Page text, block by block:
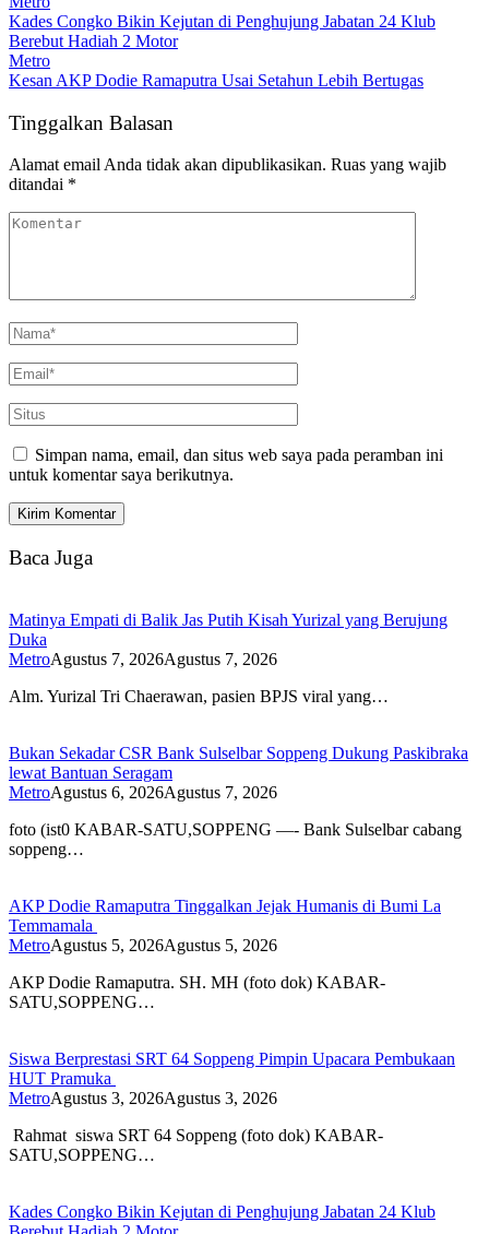
Kades Congko Bikin Kejutan di Penghujung Jabatan 24 Klub
Berebut Hadiah 2 Motor
Metro
Kesan AKP Dodie Ramaputra Usai Setahun Lebih Bertugas
Tinggalkan Balasan
Alamat email Anda tidak akan dipublikasikan. Ruas yang wajib
ditandai *
Simpan nama, email, dan situs web saya pada peramban ini
untuk komentar saya berikutnya.
Baca Juga
Matinya Empati di Balik Jas Putih Kisah Yurizal yang Berujung
Duka
MetroAgustus 7, 2026Agustus 7, 2026
Alm. Yurizal Tri Chaerawan, pasien BPJS viral yang…
Bukan Sekadar CSR Bank Sulselbar Soppeng Dukung Paskibraka
lewat Bantuan Seragam
MetroAgustus 6, 2026Agustus 7, 2026
foto (ist0 KABAR-SATU,SOPPENG —- Bank Sulselbar cabang
soppeng…
AKP Dodie Ramaputra Tinggalkan Jejak Humanis di Bumi La
Temmamala
MetroAgustus 5, 2026Agustus 5, 2026
AKP Dodie Ramaputra. SH. MH (foto dok) KABAR-
SATU,SOPPENG…
Siswa Berprestasi SRT 64 Soppeng Pimpin Upacara Pembukaan
HUT Pramuka
MetroAgustus 3, 2026Agustus 3, 2026
Rahmat siswa SRT 64 Soppeng (foto dok) KABAR-
SATU,SOPPENG…
Kades Congko Bikin Kejutan di Penghujung Jabatan 24 Klub